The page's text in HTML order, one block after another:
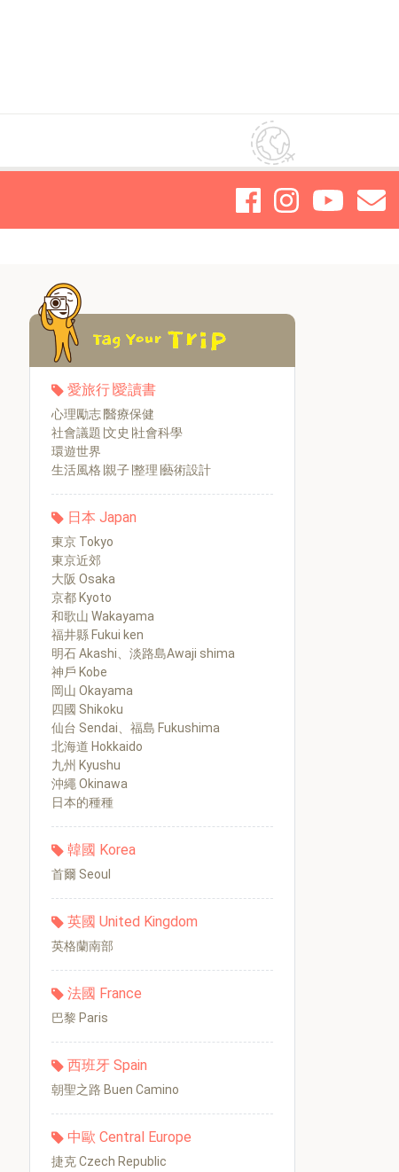
愛旅行∣愛讀書
心理勵志∣醫療保健
社會議題∣文史∣社會科學
環遊世界
生活風格∣親子∣整理∣藝術設計
日本 Japan
東京 Tokyo
東京近郊
大阪 Osaka
京都 Kyoto
和歌山 Wakayama
福井縣 Fukui ken
明石 Akashi、淡路島Awaji shima
神戶 Kobe
岡山 Okayama
四國 Shikoku
仙台 Sendai、福島 Fukushima
北海道 Hokkaido
九州 Kyushu
沖繩 Okinawa
日本的種種
韓國 Korea
首爾 Seoul
英國 United Kingdom
英格蘭南部
法國 France
巴黎 Paris
西班牙 Spain
朝聖之路 Buen Camino
中歐 Central Europe
捷克 Czech Republic